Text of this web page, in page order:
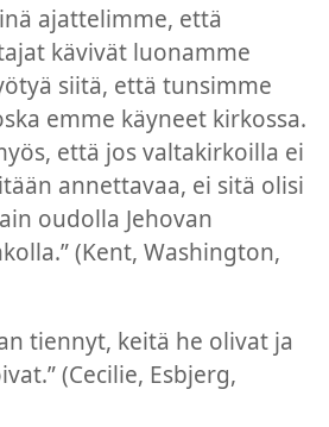
ajattelimme, että
kävivät luonamme
siitä, että tunsimme
emme käyneet kirkossa.
että jos valtakirkoilla ei
annettavaa, ei sitä olisi
oudolla Jehovan
(Kent, Washington,
tiennyt, keitä he olivat ja
(Cecilie, Esbjerg,